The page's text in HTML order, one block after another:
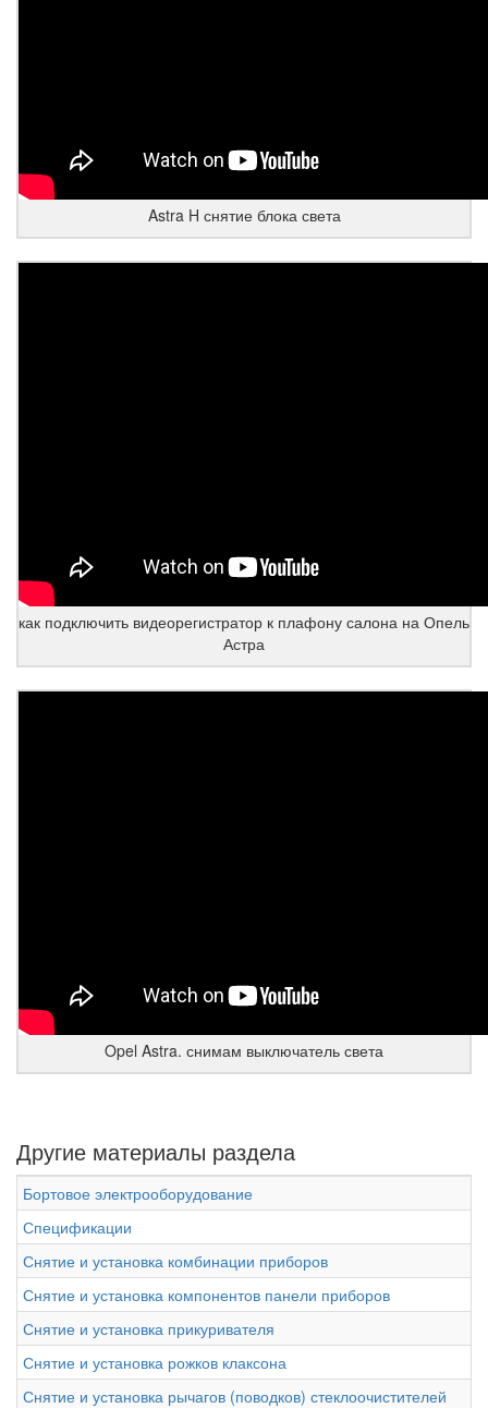
Astra H снятие блока света
как подключить видеорегистратор к плафону салона на Опель
Астра
Opel Astra. снимам выключатель света
Другие материалы раздела
Бортовое электрооборудование
Спецификации
Снятие и установка комбинации приборов
Снятие и установка компонентов панели приборов
Снятие и установка прикуривателя
Снятие и установка рожков клаксона
Снятие и установка рычагов (поводков) стеклоочистителей